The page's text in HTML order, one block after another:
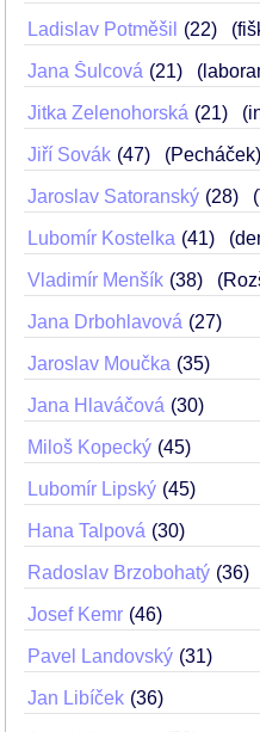
Ladislav Potměšil 22
Jana Šulcová 21
Jitka Zelenohorská 21
Jiří Sovák 47 (Pecháček)
Jaroslav Satoranský 28
Lubomír Kostelka 41
Vladimír Menšík 38
Jana Drbohlavová 27
Jaroslav Moučka 35
Jana Hlaváčová 30
Miloš Kopecký 45
Lubomír Lipský 45
Hana Talpová 30
Radoslav Brzobohatý 36
Josef Kemr 46
Pavel Landovský 31
Jan Libíček 36